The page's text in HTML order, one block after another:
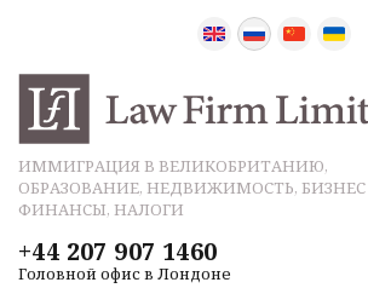
ИММИГРАЦИЯ В ВЕЛИКОБРИТАНИЮ,
ОБРАЗОВАНИЕ, НЕДВИЖИМОСТЬ,
ФИНАНСЫ, НАЛОГИ
+44 207 907 1460
Головной офис в Лондоне